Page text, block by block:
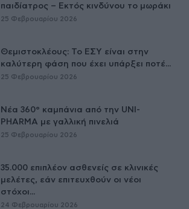
παιδίατρος – Εκτός κινδύνου το μωράκι
25 Φεβρουαρίου 2026
Θεμιστοκλέους: Το ΕΣΥ είναι στην
καλύτερη φάση που έχει υπάρξει ποτέ...
25 Φεβρουαρίου 2026
Νέα 360° καμπάνια από την UNI-
PHARMA με γαλλική πινελιά
25 Φεβρουαρίου 2026
35.000 επιπλέον ασθενείς σε κλινικές
μελέτες, εάν επιτευχθούν οι νέοι
στόχοι...
24 Φεβρουαρίου 2026